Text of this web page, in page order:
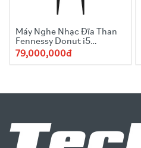
Máy Nghe Nhạc Đĩa Than
Fennessy Donut i5
Quicksand 2025 Red
79,000,000đ